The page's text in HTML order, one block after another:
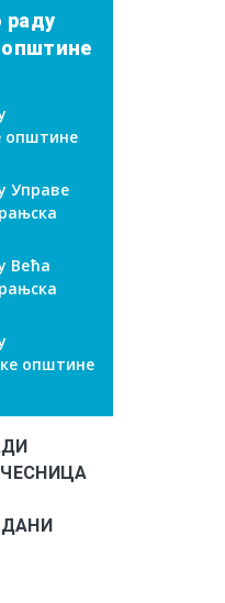
раду
општине
општине
Управе
Већа
општине